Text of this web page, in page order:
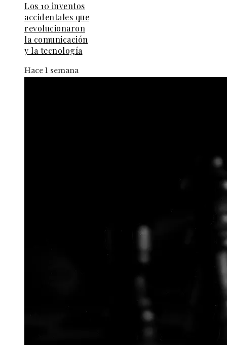
Los 10 inventos
accidentales que
revolucionaron
la comunicación
y la tecnología
Hace 1 semana